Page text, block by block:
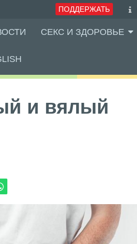
ПОДДЕРЖАТЬ
СЕКС И ЗДОРОВЬЕ
и вялый